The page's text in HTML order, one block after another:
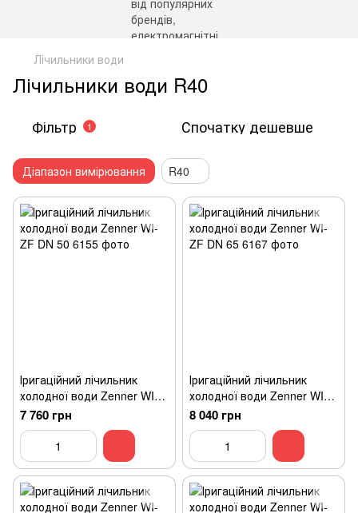
Лічильники води
Лічильники води R40
Фільтр 1 Спочатку дешевше
Діапазон вимірювання R40
Іригаційний лічильник
холодної води Zenner WI-
ZF DN 50
7 760 грн
Іригаційний лічильник
холодної води Zenner WI-
ZF DN 65
8 040 грн